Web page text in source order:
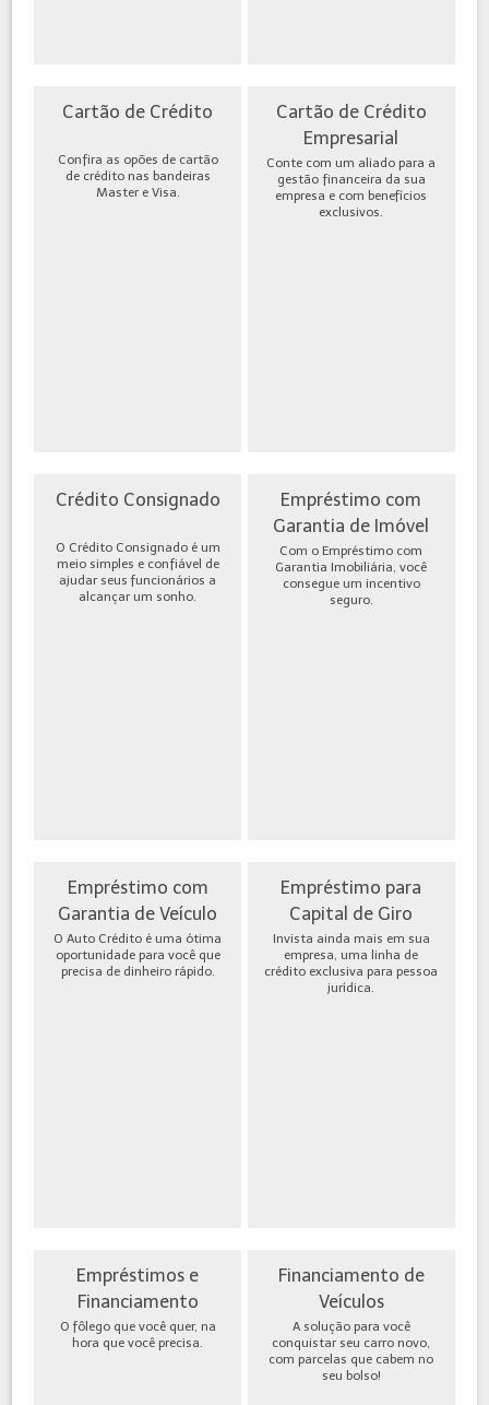
Cartão de Crédito
Confira as opões de cartão
de crédito nas bandeiras
Master e Visa.
Cartão de Crédito
Empresarial
Conte com um aliado para a
gestão financeira da sua
empresa e com benefícios
exclusivos.
Crédito Consignado
O Crédito Consignado é um
meio simples e confiável de
ajudar seus funcionários a
alcançar um sonho.
Empréstimo com
Garantia de Imóvel
Com o Empréstimo com
Garantia Imobiliária, você
consegue um incentivo
seguro.
Empréstimo com
Garantia de Veículo
O Auto Crédito é uma ótima
oportunidade para você que
precisa de dinheiro rápido.
Empréstimo para
Capital de Giro
Invista ainda mais em sua
empresa, uma linha de
crédito exclusiva para pessoa
jurídica.
Empréstimos e
Financiamento
O fôlego que você quer, na
hora que você precisa.
Financiamento de
Veículos
A solução para você
conquistar seu carro novo,
com parcelas que cabem no
seu bolso!